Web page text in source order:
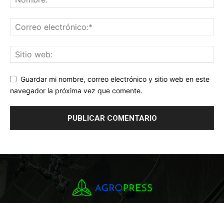
Guardar mi nombre, correo electrónico y sitio web en este
navegador la próxima vez que comente.